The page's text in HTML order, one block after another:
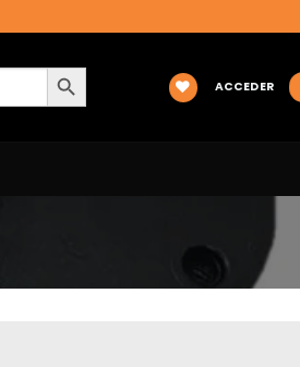
BOTÓN DE BÚSQUEDA
ACCEDER